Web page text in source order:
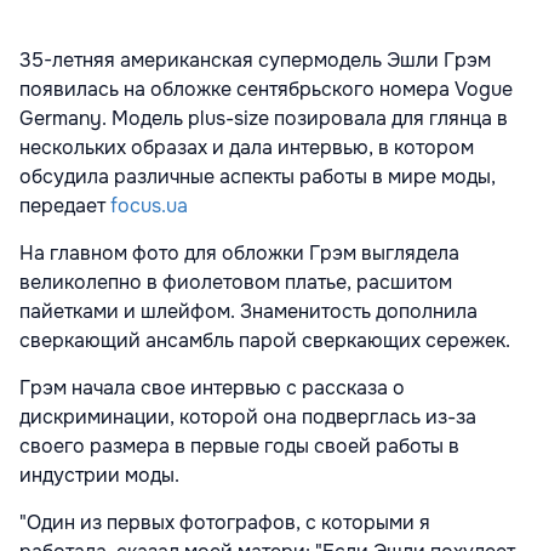
35-летняя американская супермодель Эшли Грэм
появилась на обложке сентябрьского номера Vogue
Germany. Модель plus-size позировала для глянца в
нескольких образах и дала интервью, в котором
обсудила различные аспекты работы в мире моды,
передаетfocus.ua
На главном фото для обложки Грэм выглядела
великолепно в фиолетовом платье, расшитом
пайетками и шлейфом. Знаменитость дополнила
сверкающий ансамбль парой сверкающих сережек.
Грэм начала свое интервью с рассказа о
дискриминации, которой она подверглась из-за
своего размера в первые годы своей работы в
индустрии моды.
"Один из первых фотографов, с которыми я